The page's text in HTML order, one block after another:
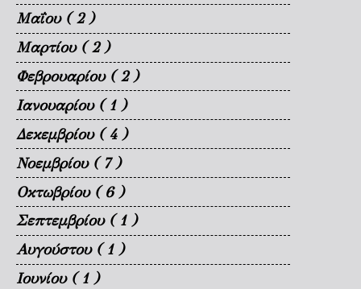
Μαΐου ( 2 )
Μαρτίου ( 2 )
Φεβρουαρίου ( 2 )
Ιανουαρίου ( 1 )
Δεκεμβρίου ( 4 )
Νοεμβρίου ( 7 )
Οκτωβρίου ( 6 )
Σεπτεμβρίου ( 1 )
Αυγούστου ( 1 )
Ιουνίου ( 1 )